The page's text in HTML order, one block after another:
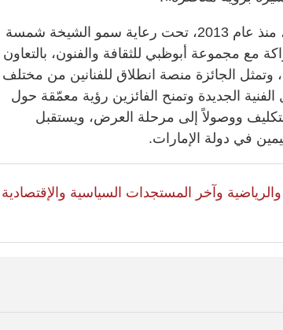
وتُقدّم جائزة كريستو وجان-كلود سنوياً، منذ عام 2013، تحت رعاية سمو الشيخة شمسة
مع مجموعة أبوظبي للثقافة والفنون، بالتعاون
وتمثل الجائزة منصة انطلاق للفنانين من مختلف
الفنية الجديدة وتمنح الفائزين رؤية معمّقة حول
التكليف ووصولاً إلى مرحلة العرض، ويستقبل
في دولة الإمارات.
والرياضية وآخر المستجدات السياسية والإقتصادية